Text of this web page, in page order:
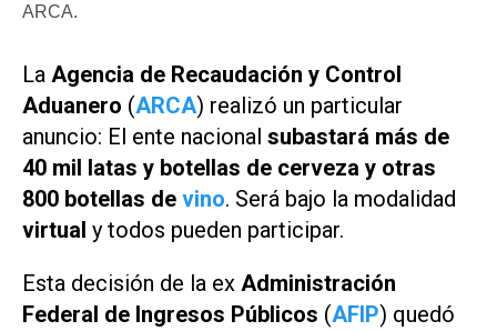
ARCA.
La Agencia de Recaudación y Control
Aduanero (ARCA) realizó un particular
anuncio: El ente nacional subastará más de
40 mil latas y botellas de cerveza y otras
800 botellas de vino. Será bajo la modalidad
virtual y todos pueden participar.
Esta decisión de la ex Administración
Federal de Ingresos Públicos (AFIP) quedó